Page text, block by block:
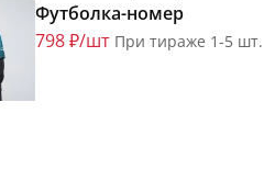
Футболка-номер
798 ₽/шт При тираже 1-5 шт.